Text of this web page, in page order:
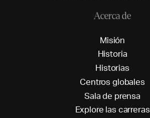
Acerca de
Misión
Historia
Historias
Centros globales
Sala de prensa
Explore las carreras